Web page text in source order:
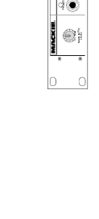


